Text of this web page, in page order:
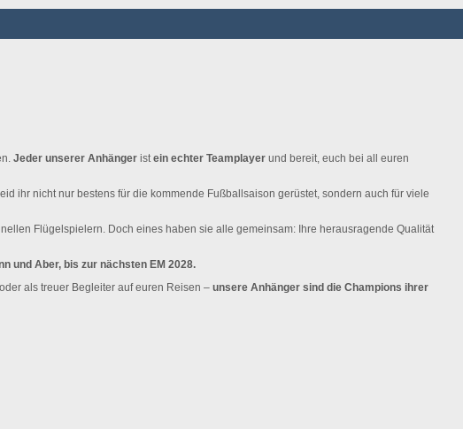
Jeder unserer Anhänger istein echter Teamplayer und bereit, euch bei all euren
ihr nicht nur bestens für die kommende Fußballsaison gerüstet, sondern auch für viele
Flügelspielern. Doch eines haben sie alle gemeinsam: Ihre herausragende Qualität
und Aber, bis zur nächsten EM 2028.
als treuer Begleiter auf euren Reisen – unsere Anhänger sind die Champions ihrer